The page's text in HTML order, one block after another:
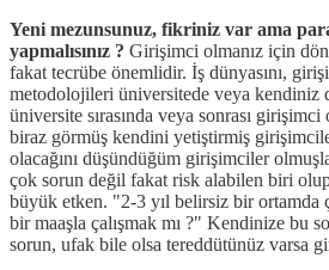
Yeni mezunsunuz, fikriniz var ama
yapmalısınız ? Girişimci olmanız için
fakat tecrübe önemlidir. İş dünyasını,
metodolojileri üniversitede veya kendiniz
üniversite sırasında veya sonrası
biraz görmüş kendini yetiştirmiş
olacağını düşündüğüm girişimciler
çok sorun değil fakat risk alabilen biri
büyük etken. "2-3 yıl belirsiz bir ortamda
bir maaşla çalışmak mı ?" Kendinize bu
sorun, ufak bile olsa tereddütünüz varsa